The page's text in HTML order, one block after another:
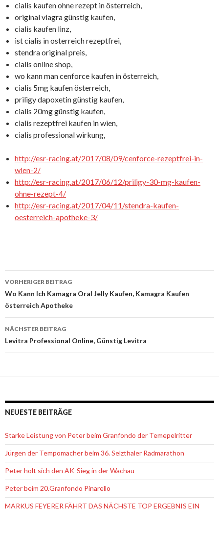
cialis kaufen ohne rezept in österreich,
original viagra günstig kaufen,
cialis kaufen linz,
ist cialis in osterreich rezeptfrei,
stendra original preis,
cialis online shop,
wo kann man cenforce kaufen in österreich,
cialis 5mg kaufen österreich,
priligy dapoxetin günstig kaufen,
cialis 20mg günstig kaufen,
cialis rezeptfrei kaufen in wien,
cialis professional wirkung,
http://esr-racing.at/2017/08/09/cenforce-rezeptfrei-in-
wien-2/
http://esr-racing.at/2017/06/12/priligy-30-mg-kaufen-
ohne-rezept-4/
http://esr-racing.at/2017/04/11/stendra-kaufen-
oesterreich-apotheke-3/
Beitrags-
Navigation
VORHERIGER BEITRAG
Wo Kann Ich Kamagra Oral Jelly Kaufen, Kamagra Kaufen
österreich Apotheke
NÄCHSTER BEITRAG
Levitra Professional Online, Günstig Levitra
NEUESTE BEITRÄGE
Starke Leistung von Peter beim Granfondo der Temepelritter
Jürgen der Tempomacher beim 36. Selzthaler Radmarathon
Peter holt sich den AK-Sieg in der Wachau
Peter beim 20.Granfondo Pinarello
MARKUS FEYERER FÄHRT DAS NÄCHSTE TOP ERGEBNIS EIN